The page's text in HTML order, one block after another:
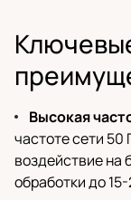
Высокая
частоте сети 50
воздействие на
обработки до